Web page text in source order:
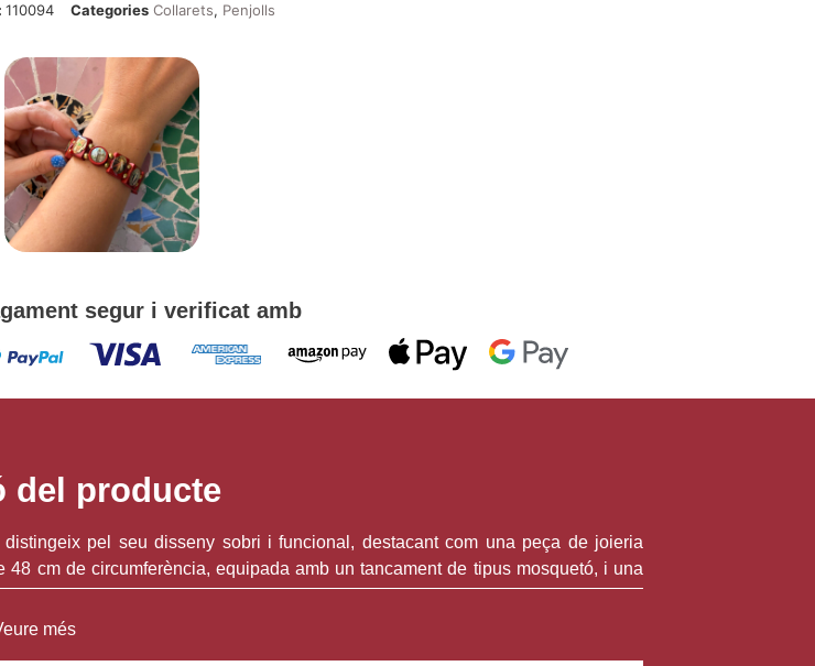
110094 Categories Collarets, Penjolls
segur i verificat amb
del producte
pel seu disseny sobri i funcional, destacant com una peça de joieria
cm de circumferència, equipada amb un tancament de tipus mosquetó, i una
més